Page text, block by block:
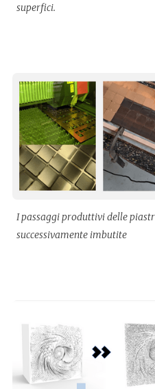
superfici.
I passaggi produttivi delle
successivamente imbutite